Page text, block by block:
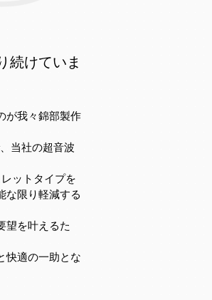
続けていま
が我々錦部製作
当社の超音波
ットタイプを
な限り軽減する
望を叶えるた
快適の一助とな